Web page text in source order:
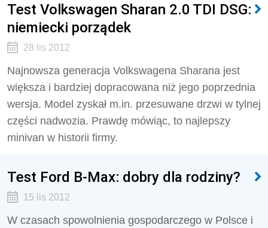
Test Volkswagen Sharan 2.0 TDI DSG:
niemiecki porządek
28 lis 2012
Najnowsza generacja Volkswagena Sharana jest
większa i bardziej dopracowana niż jego poprzednia
wersja. Model zyskał m.in. przesuwane drzwi w tylnej
części nadwozia. Prawdę mówiąc, to najlepszy
minivan w historii firmy.
Test Ford B-Max: dobry dla rodziny?
15 lis 2012
W czasach spowolnienia gospodarczego w Polsce i